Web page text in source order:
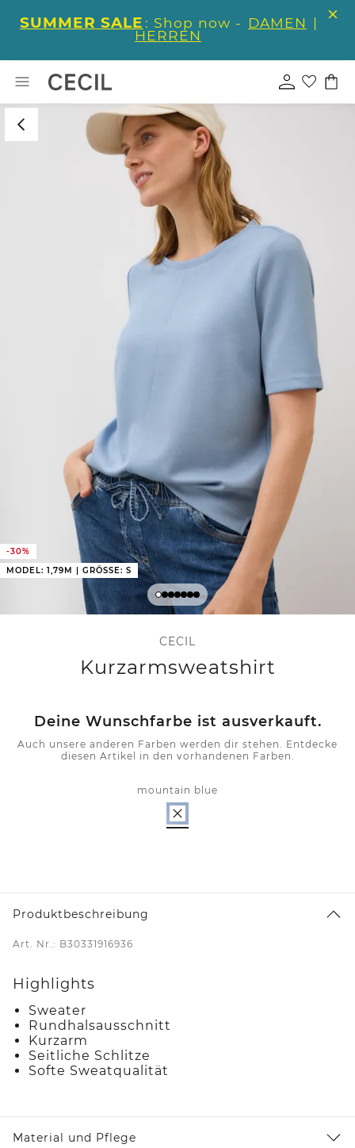
SUMMER SALE : Shop now - DAMEN |
HERREN
-30%
MODEL: 1,79M | GRÖSSE: S
CECIL
Kurzarmsweatshirt
Deine Wunschfarbe ist ausverkauft.
Auch unsere anderen Farben werden dir stehen. Entdecke
diesen Artikel in den vorhandenen Farben.
mountain blue
Produktbeschreibung
Art. Nr.: B30331916936
Highlights
Sweater
Rundhalsausschnitt
Kurzarm
Seitliche Schlitze
Softe Sweatqualität
Material und Pflege